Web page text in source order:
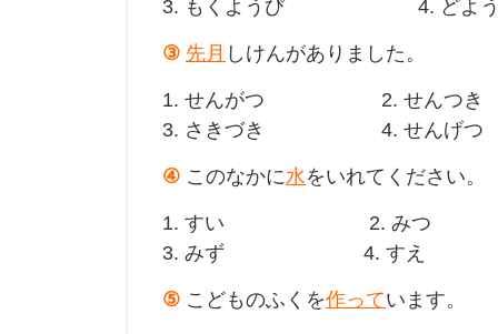
3. もくようび 4. どよう
③ 先月 しけんがありました。
1. せんがつ 2. せんつき
3. さきづき 4. せんげつ
④ このなかに水をいれてください。
1. すい 2. みつ
3. みず 4. すえ
⑤ こどものふくを作っています。